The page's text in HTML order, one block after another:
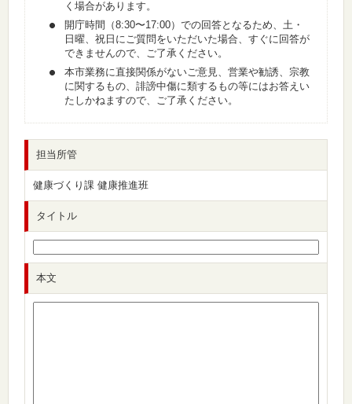
く場合があります。
開庁時間（8:30〜17:00）での回答となるため、土・
日曜、祝日にご質問をいただいた場合、すぐに回答が
できませんので、ご了承ください。
本市業務に直接関係がないご意見、営業や勧誘、宗教
に関するもの、誹謗中傷に類するもの等にはお答えい
たしかねますので、ご了承ください。
担当所管
健康づくり課 健康推進班
タイトル
本文